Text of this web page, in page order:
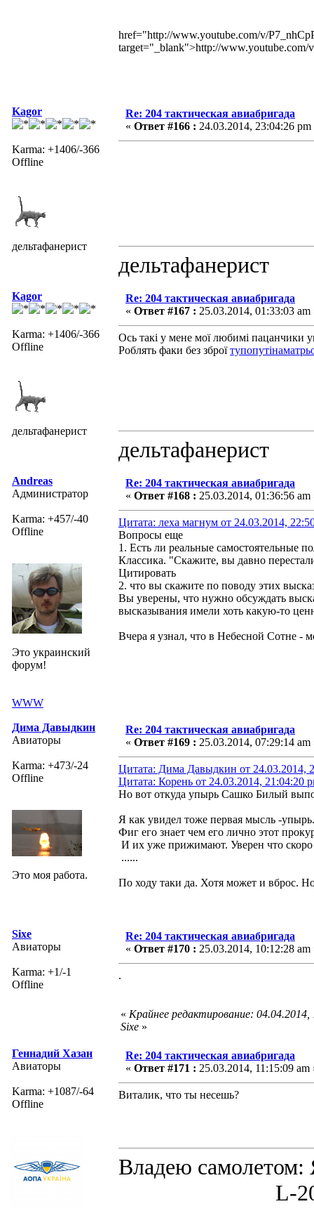
href="http://www.youtube.com/v/
target="_blank">http://
Kagor
Karma: +1406/-366
Offline
дельтафанерист
Re: 204 тактическая авиабригада
« Ответ #166 : 24.03.2014, 23:04:26 pm
дельтафанерист
Kagor
Karma: +1406/-366
Offline
дельтафанерист
Re: 204 тактическая авиабригада
« Ответ #167 : 25.03.2014, 01:33:03 am
Ось такі у мене мої любимі пацанчики
Роблять факи без зброї
дельтафанерист
Andreas
Администратор
Karma: +457/-40
Offline
Это украинский
форум!
WWW
Re: 204 тактическая авиабригада
« Ответ #168 : 25.03.2014, 01:36:56 am
Цитата: леха магнум от 24.03.2014,
Вопросы еще
1. Есть ли реальные самостоятельные
Классика. "Скажите, вы давно
Цитировать
2. что вы скажите по поводу этих
Вы уверены, что нужно обсуждать
высказывания имели хоть какую-то
Вчера я узнал, что в Небесной Сотне -
Дима Давыдкин
Авиаторы
Karma: +473/-24
Offline
Это моя работа.
Re: 204 тактическая авиабригада
« Ответ #169 : 25.03.2014, 07:29:14 am
Цитата: Дима Давыдкин от 24.03.2014,
Цитата: Корень от 24.03.2014, 21:04:20
Но вот откуда упырь Сашко Билый
Я как увидел тоже первая мысль -
Фиг его знает чем его лично этот
И их уже прижимают. Уверен что скоро
......
По ходу таки да. Хотя может и вброс.
Sixe
Авиаторы
Karma: +1/-1
Offline
Re: 204 тактическая авиабригада
« Ответ #170 : 25.03.2014, 10:12:28 am
.
« Крайнее редактирование:
Sixe »
Геннадий Хазан
Авиаторы
Karma: +1087/-64
Offline
Re: 204 тактическая авиабригада
« Ответ #171 : 25.03.2014, 11:15:09 am
Виталик, что ты несешь?
Владею
L-200D